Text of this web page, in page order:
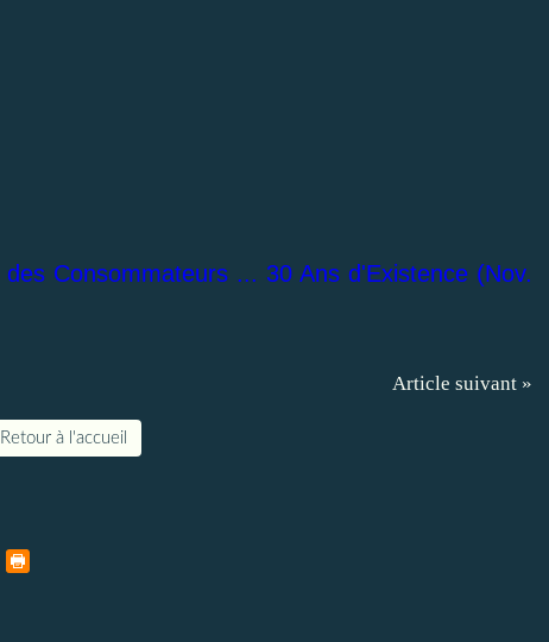
Consommateurs ... 30 Ans d'Existence (Nov.
Article suivant »
Retour à l'accueil